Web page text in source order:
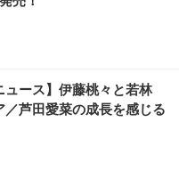
ュース】伊藤桃々と若林
芦田愛菜の成長を感じる